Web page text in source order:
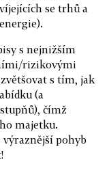
se trhů a
s nejnižším
rizikovými
s tím, jak
(a
čímž
majetku.
pohyb